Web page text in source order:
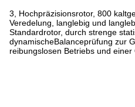
3, Hochpräzisionsrotor, 800
Veredelung, langlebig und
Standardrotor, durch strenge
dynamischeBalanceprüfung zur
reibungslosen Betriebs und einer